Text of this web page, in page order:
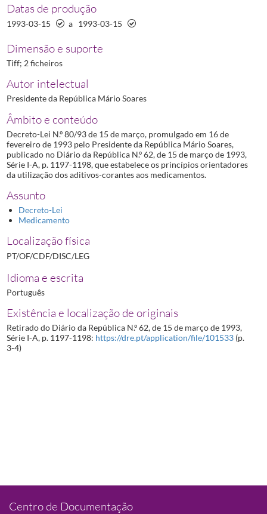
Datas de produção
1993-03-15 a 1993-03-15
Dimensão e suporte
Tiff; 2 ficheiros
Autor intelectual
Presidente da República Mário Soares
Âmbito e conteúdo
Decreto-Lei N.º 80/93 de 15 de março, promulgado em 16 de
fevereiro de 1993 pelo Presidente da República Mário Soares,
publicado no Diário da República N.º 62, de 15 de março de 1993,
Série I-A, p. 1197-1198, que estabelece os princípios orientadores
da utilização dos aditivos-corantes aos medicamentos.
Assunto
Decreto-Lei
Medicamento
Localização física
PT/OF/CDF/DISC/LEG
Idioma e escrita
Português
Existência e localização de originais
Retirado do Diário da República N.º 62, de 15 de março de 1993,
Série I-A, p. 1197-1198: https://dre.pt/application/file/101533(p.
3-4)
Centro de Documentação